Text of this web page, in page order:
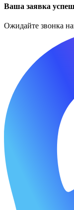
Ваша заявка
Ожидайте звонка